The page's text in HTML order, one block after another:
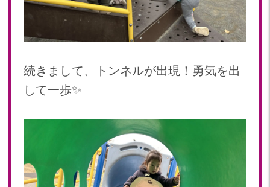
2023年 04月(19)
2023年 03月(1)
続きまして、トンネルが出現！勇気を出
して一歩✨